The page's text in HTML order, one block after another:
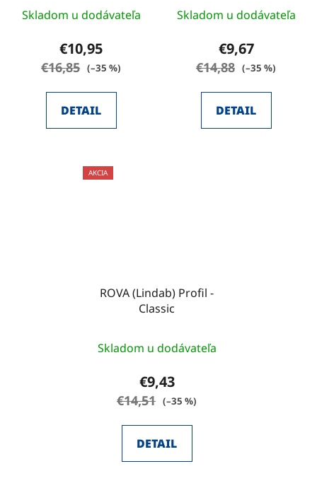
Skladom u dodávateľa
€10,95
€16,85 (–35 %)
DETAIL
Skladom u dodávateľa
€9,67
€14,88 (–35 %)
DETAIL
AKCIA
ROVA (Lindab) Profil -
Classic
Skladom u dodávateľa
€9,43
€14,51 (–35 %)
DETAIL